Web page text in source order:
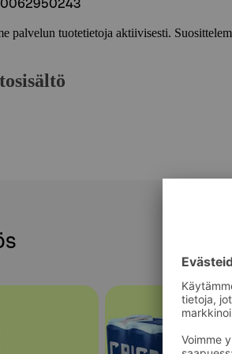
palvelun tuotetietoja aktiivisesti.